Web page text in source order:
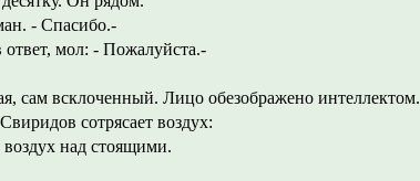
- Спасибо.-
мол: - Пожалуйста.-
сам всклоченный. Лицо обезображено интеллектом.
сотрясает воздух:
над стоящими.